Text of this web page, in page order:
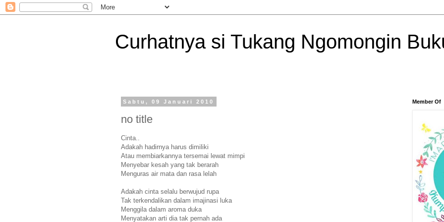
Curhatnya si Tukang Ngomongin
Sabtu, 09 Januari 2010
no title
Cinta..
Adakah hadirnya harus dimiliki
Atau membiarkannya tersemai lewat mimpi
Menyebar kesah yang tak berarah
Menguras air mata dan rasa lelah
Adakah cinta selalu berwujud rupa
Tak terkendalikan dalam imajinasi luka
Menggila dalam aroma duka
Menyatakan arti dia tak pernah ada
Member Of